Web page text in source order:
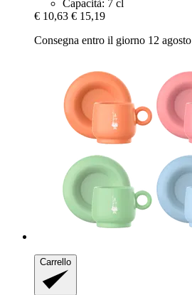
Capacità: 7 cl
€ 10,63 € 15,19
Consegna entro il giorno 12 agosto
Carrello